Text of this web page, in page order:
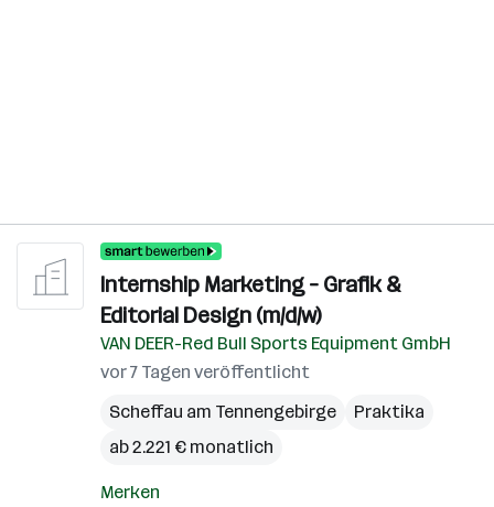
Internship Marketing – Grafik &
Editorial Design (m/d/w)
VAN DEER-Red Bull Sports Equipment GmbH
vor 7 Tagen veröffentlicht
Scheffau am Tennengebirge
Praktika
ab 2.221 € monatlich
Merken